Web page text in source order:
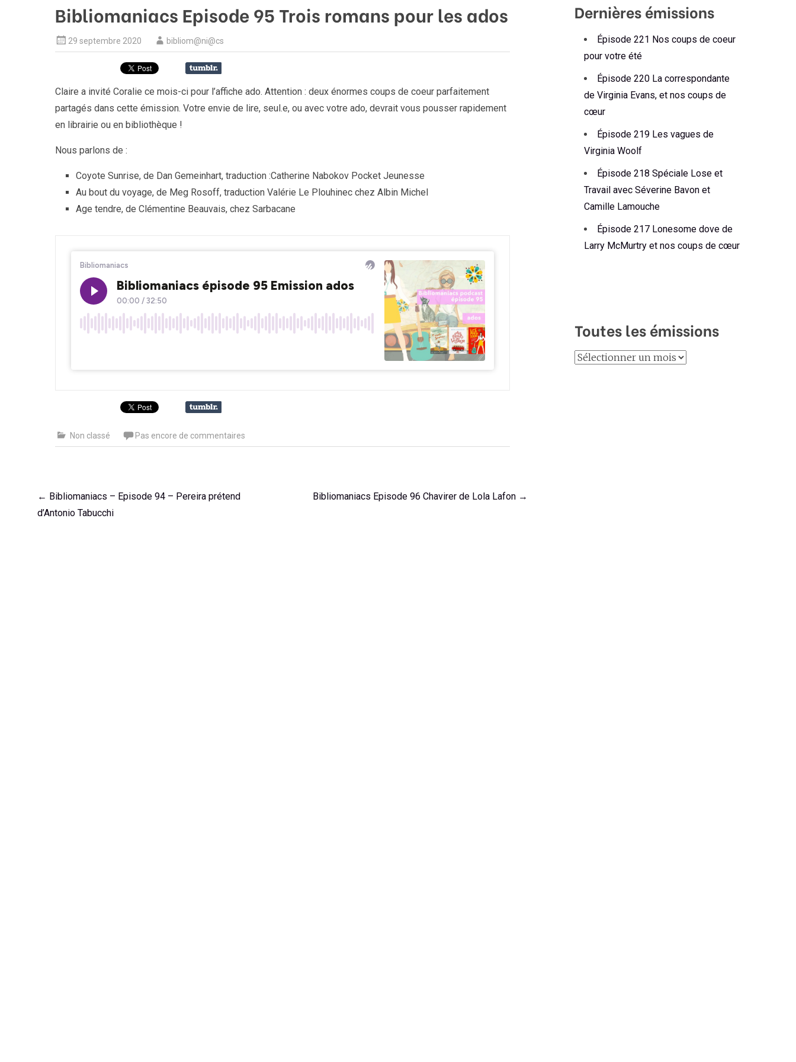
Bibliomaniacs Episode 95 Trois romans pour les ados
29 septembre 2020 bibliom@ni@cs
Claire a invité Coralie ce mois-ci pour l’affiche ado. Attention : deux énormes coups de coeur parfaitement
partagés dans cette émission. Votre envie de lire, seul.e, ou avec votre ado, devrait vous pousser rapidement
en librairie ou en bibliothèque !
Nous parlons de :
Coyote Sunrise, de Dan Gemeinhart, traduction :Catherine Nabokov Pocket Jeunesse
Au bout du voyage, de Meg Rosoff, traduction Valérie Le Plouhinec chez Albin Michel
Age tendre, de Clémentine Beauvais, chez Sarbacane
Non classé Pas encore de commentaires
Navigation
de
← Bibliomaniacs – Episode 94 – Pereira prétend
d’Antonio Tabucchi
Bibliomaniacs Episode 96 Chavirer de Lola Lafon →
Dernières émissions
Épisode 221 Nos coups de coeur
pour votre été
Épisode 220 La correspondante
de Virginia Evans, et nos coups de
cœur
Épisode 219 Les vagues de
Virginia Woolf
Épisode 218 Spéciale Lose et
Travail avec Séverine Bavon et
Camille Lamouche
Épisode 217 Lonesome dove de
Larry McMurtry et nos coups de cœur
Toutes les émissions
Toutes